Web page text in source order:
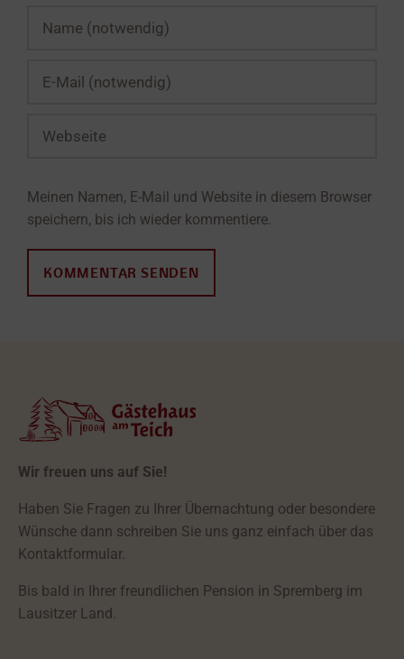
Meinen Namen, E-Mail und Website in diesem Browser
speichern, bis ich wieder kommentiere.
Wir freuen uns auf Sie!
Haben Sie Fragen zu Ihrer Übernachtung oder besondere
Wünsche dann schreiben Sie uns ganz einfach über das
Kontaktformular.
Bis bald in Ihrer freundlichen Pension in Spremberg im
Lausitzer Land.